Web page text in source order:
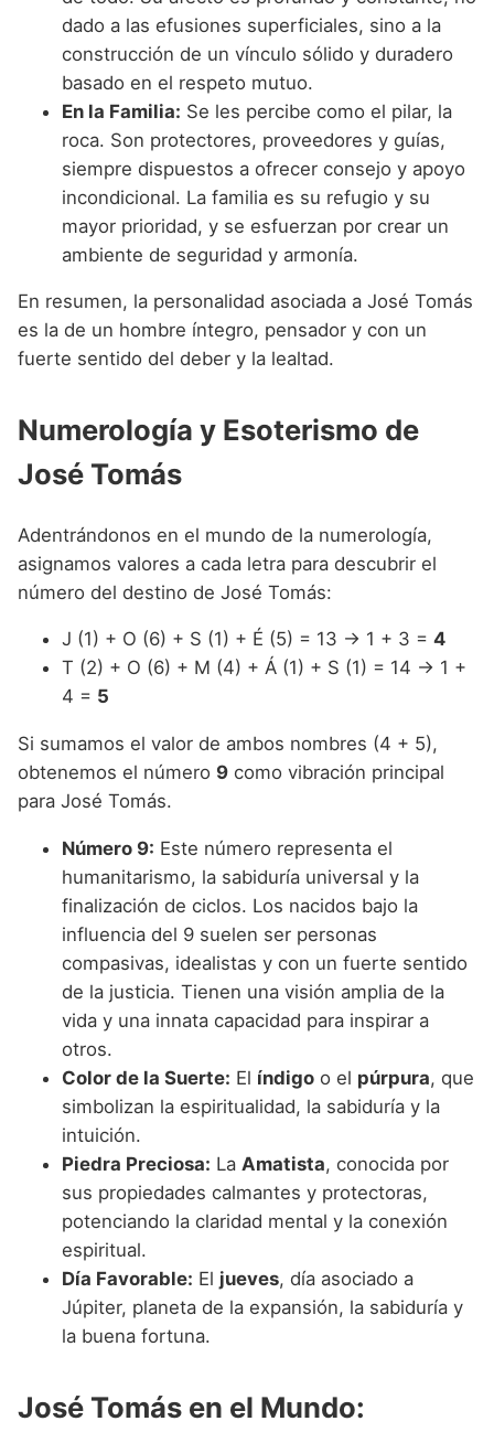
dado a las efusiones superficiales, sino a la
construcción de un vínculo sólido y duradero
basado en el respeto mutuo.
En la Familia: Se les percibe como el pilar, la
roca. Son protectores, proveedores y guías,
siempre dispuestos a ofrecer consejo y apoyo
incondicional. La familia es su refugio y su
mayor prioridad, y se esfuerzan por crear un
ambiente de seguridad y armonía.
En resumen, la personalidad asociada a José Tomás
es la de un hombre íntegro, pensador y con un
fuerte sentido del deber y la lealtad.
Numerología y Esoterismo de
José Tomás
Adentrándonos en el mundo de la numerología,
asignamos valores a cada letra para descubrir el
número del destino de José Tomás:
J (1) + O (6) + S (1) + É (5) = 13 → 1 + 3 = 4
T (2) + O (6) + M (4) + Á (1) + S (1) = 14 → 1 +
4 = 5
Si sumamos el valor de ambos nombres (4 + 5),
obtenemos el número 9 como vibración principal
para José Tomás.
Número 9: Este número representa el
humanitarismo, la sabiduría universal y la
finalización de ciclos. Los nacidos bajo la
influencia del 9 suelen ser personas
compasivas, idealistas y con un fuerte sentido
de la justicia. Tienen una visión amplia de la
vida y una innata capacidad para inspirar a
otros.
Color de la Suerte: El índigo o el púrpura, que
simbolizan la espiritualidad, la sabiduría y la
intuición.
Piedra Preciosa: La Amatista, conocida por
sus propiedades calmantes y protectoras,
potenciando la claridad mental y la conexión
espiritual.
Día Favorable: El jueves, día asociado a
Júpiter, planeta de la expansión, la sabiduría y
la buena fortuna.
José Tomás en el Mundo: